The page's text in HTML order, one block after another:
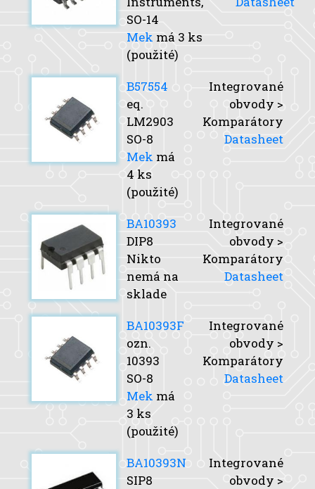
SO-14
Mek má 3 ks
(použité)
B57554
eq.
LM2903
SO-8
Mek má
4 ks
(použité)
Integrované
obvody >
Komparátory
Datasheet
BA10393
DIP8
Nikto
nemá na
sklade
Integrované
obvody >
Komparátory
Datasheet
BA10393F
ozn.
10393
SO-8
Mek má
3 ks
(použité)
Integrované
obvody >
Komparátory
Datasheet
BA10393N
SIP8
Integrované
obvody >